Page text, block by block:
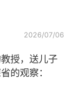
2026/07/06
授，送儿子
的观察：